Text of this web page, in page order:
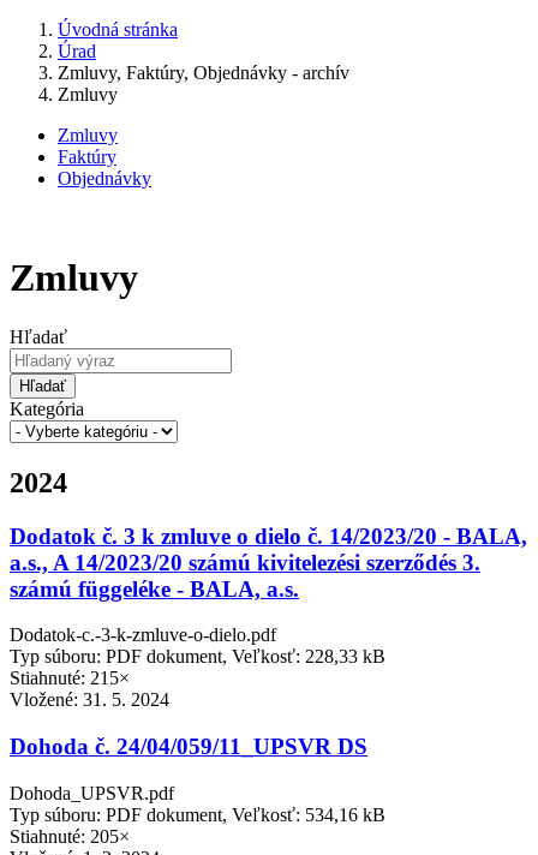
Úvodná stránka
Úrad
Zmluvy, Faktúry, Objednávky - archív
Zmluvy
Zmluvy
Faktúry
Objednávky
Zmluvy
Hľadať
Hľadať
Kategória
2024
Dodatok č. 3 k zmluve o dielo č. 14/2023/20 - BALA,
a.s., A 14/2023/20 számú kivitelezési szerződés 3.
számú függeléke - BALA, a.s.
Dodatok-c.-3-k-zmluve-o-dielo.pdf
Typ súboru: PDF dokument, Veľkosť: 228,33 kB
Stiahnuté: 215×
Vložené: 31. 5. 2024
Dohoda č. 24/04/059/11_UPSVR DS
Dohoda_UPSVR.pdf
Typ súboru: PDF dokument, Veľkosť: 534,16 kB
Stiahnuté: 205×